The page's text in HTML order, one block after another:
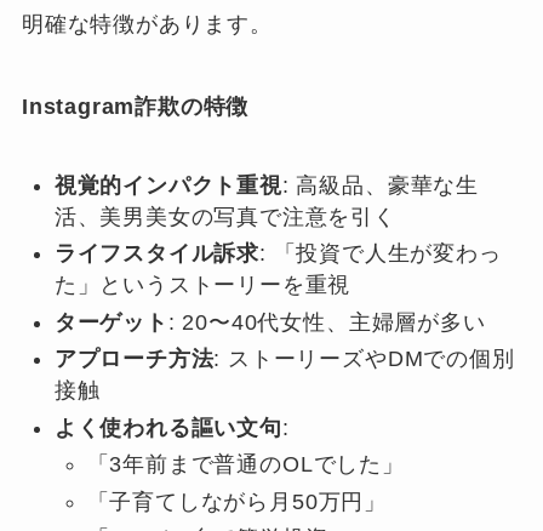
明確な特徴があります。
Instagram詐欺の特徴
視覚的インパクト重視: 高級品、豪華な生
活、美男美女の写真で注意を引く
ライフスタイル訴求: 「投資で人生が変わっ
た」というストーリーを重視
ターゲット : 20〜40代女性、主婦層が多い
アプローチ方法: ストーリーズやDMでの個別
接触
よく使われる謳い文句:
「3年前まで普通のOLでした」
「子育てしながら月50万円」